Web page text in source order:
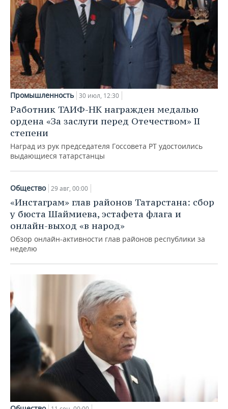
Промышленность 30 июл, 12:30
Работник ТАИФ-НК награжден медалью
ордена «За заслуги перед Отечеством» II
степени
Наград из рук председателя Госсовета РТ удостоились
выдающиеся татарстанцы
Общество 29 авг, 00:00
«Инстаграм» глав районов Татарстана: сбор
у бюста Шаймиева, эстафета флага и
онлайн-выход «в народ»
Обзор онлайн-активности глав районов республики за
неделю